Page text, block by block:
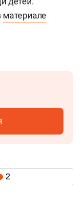
материале
2